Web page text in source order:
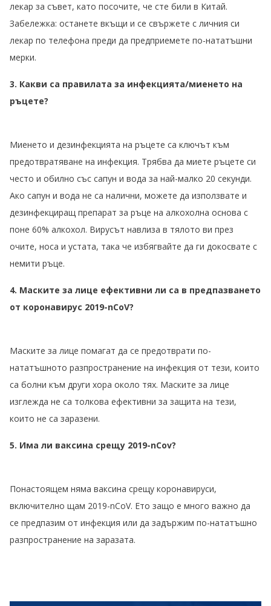
лекар за съвет, като посочите, че сте били в Китай.
Забележка: останете вкъщи и се свържете с личния си
лекар по телефона преди да предприемете по-нататъшни
мерки.
3. Какви са правилата за инфекцията/миенето на
ръцете?
Миенето и дезинфекцията на ръцете са ключът към
предотвратяване на инфекция. Трябва да миете ръцете си
често и обилно със сапун и вода за най-малко 20 секунди.
Ако сапун и вода не са налични, можете да използвате и
дезинфекциращ препарат за ръце на алкохолна основа с
поне 60% алкохол. Вирусът навлиза в тялото ви през
очите, носа и устата, така че избягвайте да ги докосвате с
немити ръце.
4. Маските за лице ефективни ли са в предпазването
от коронавирус 2019-nCoV?
Маските за лице помагат да се предотврати по-
нататъшното разпространение на инфекция от тези, които
са болни към други хора около тях. Маските за лице
изглежда не са толкова ефективни за защита на тези,
които не са заразени.
5. Има ли ваксина срещу 2019-nCov?
Понастоящем няма ваксина срещу коронавируси,
включително щам 2019-nCoV. Ето защо е много важно да
се предпазим от инфекция или да задържим по-нататъшно
разпространение на заразата.